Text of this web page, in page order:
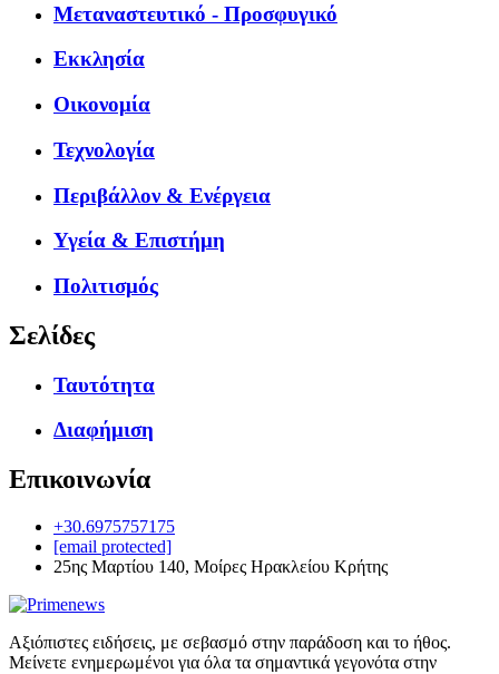
Μεταναστευτικό - Προσφυγικό
Εκκλησία
Οικονομία
Τεχνολογία
Περιβάλλον & Ενέργεια
Υγεία & Επιστήμη
Πολιτισμός
Σελίδες
Ταυτότητα
Διαφήμιση
Επικοινωνία
+30.6975757175
[email protected]
25ης Μαρτίου 140, Μοίρες Ηρακλείου Κρήτης
Αξιόπιστες ειδήσεις, με σεβασμό στην παράδοση και το ήθος.
Μείνετε ενημερωμένοι για όλα τα σημαντικά γεγονότα στην